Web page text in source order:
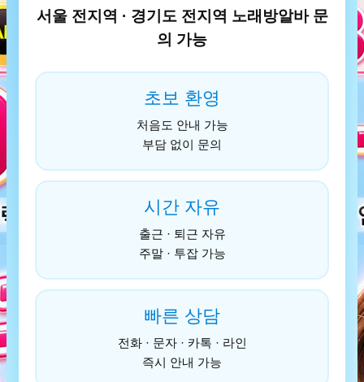
서울 전지역 · 경기도 전지역 노래방알바 문
의 가능
초보 환영
처음도 안내 가능
부담 없이 문의
시간 자유
출근 · 퇴근 자유
주말 · 투잡 가능
빠른 상담
전화 · 문자 · 카톡 · 라인
즉시 안내 가능